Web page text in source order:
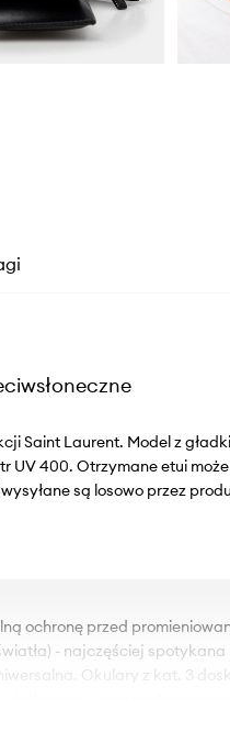
Saint Laurent. Model z
UV 400. Otrzymane etui
są losowo przez
ochronę przed
- najczęściej
Okulary z kat. 3